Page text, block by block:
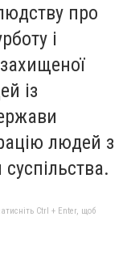
про
і
із
людей з
Ctrl + Enter, щоб